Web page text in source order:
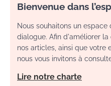
Bienvenue dans
Nous souhaitons un
dialogue. Afin d'améliorer
nos articles, ainsi que votre
nous vous invitons à
Lire notre charte